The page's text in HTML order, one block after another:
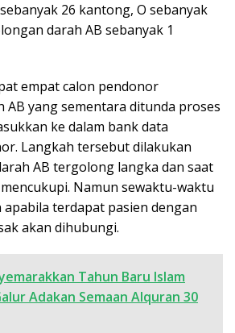
26 kantong, O sebanyak
darah AB sebanyak 1
empat calon pendonor
AB yang sementara ditunda proses
ke dalam bank data
Langkah tersebut dilakukan
AB tergolong langka dan saat
Namun sewaktu-waktu
terdapat pasien dengan
akan dihubungi.
Tahun Baru Islam
Adakan Semaan Alquran 30